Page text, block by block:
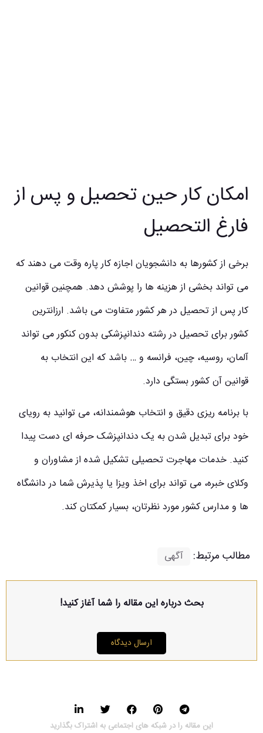
امکان کار حین تحصیل و پس از
فارغ التحصیل
برخی از کشورها به دانشجویان اجازه کار پاره وقت می دهند که
می تواند بخشی از هزینه ها را پوشش دهد. همچنین قوانین
کار پس از تحصیل در هر کشور متفاوت می باشد. ارزانترین
کشور برای تحصیل در رشته دندانپزشکی بدون کنکور می تواند
آلمان، روسیه، چین، فرانسه و … باشد که این انتخاب به
قوانین آن کشور بستگی دارد.
با برنامه ریزی دقیق و انتخاب هوشمندانه، می توانید به رویای
خود برای تبدیل شدن به یک دندانپزشک حرفه ای دست پیدا
کنید. خدمات مهاجرت تحصیلی تشکیل شده از مشاوران و
وکلای خبره، می تواند برای اخذ ویزا یا پذیرش شما در دانشگاه
ها و مدارس کشور مورد نظرتان، بسیار کمکتان کند.
مطالب مرتبط: آگهی
بحث درباره این مقاله را شما آغاز کنید!
ارسال دیدگاه
این مقاله را در شبکه های اجتماعی به اشتراک بگذارید